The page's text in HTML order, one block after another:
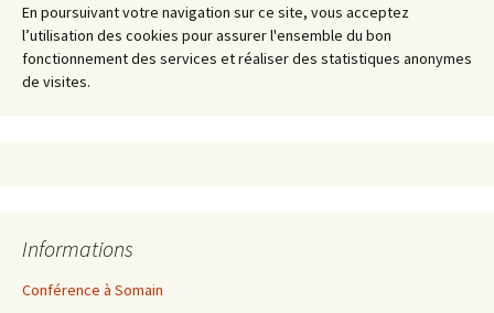
articles
En poursuivant votre navigation sur ce site, vous acceptez
l’utilisation des cookies pour assurer l'ensemble du bon
fonctionnement des services et réaliser des statistiques anonymes
de visites.
Informations
Conférence à Somain